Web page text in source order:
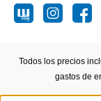
Todos los precios
gastos de